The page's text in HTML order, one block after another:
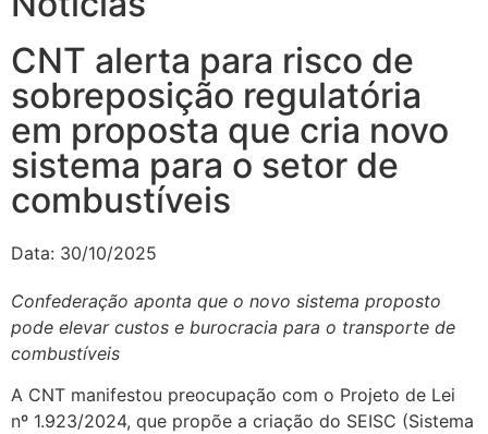
CNT alerta para risco de
sobreposição regulatória
em proposta que cria novo
sistema para o setor de
combustíveis
Data: 30/10/2025
Confederação aponta que o novo sistema proposto
pode elevar custos e burocracia para o transporte de
combustíveis
A CNT manifestou preocupação com o Projeto de Lei
nº 1.923/2024, que propõe a criação do SEISC (Sistema